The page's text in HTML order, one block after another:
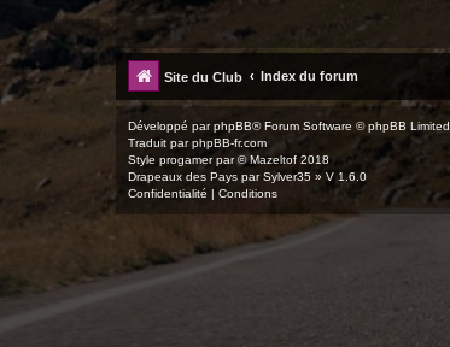
Site du Club Index du forum
Développé parphpBB® Forum Software © phpBB Limited
Traduit parphpBB-fr.com
Style progamerpar ©Mazeltof 2018
Drapeaux des Pays par Sylver35 » V 1.6.0
Confidentialité | Conditions